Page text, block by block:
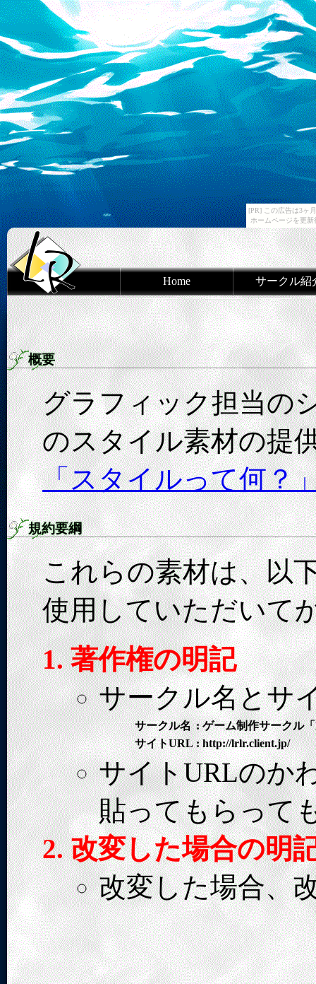
[PR] この広告は3ヶ
ホームページを更
Home サークル紹
概要
グラフィック担当の
のスタイル素材の提
「スタイルって何？
規約要綱
これらの素材は、以
使用していただいて
著作権の明記
サークル名とサ
サークル名 : ゲーム制作サークル
サイトURL : http://lrlr.client.jp/
サイトURLのか
貼ってもらって
改変した場合の明
改変した場合、